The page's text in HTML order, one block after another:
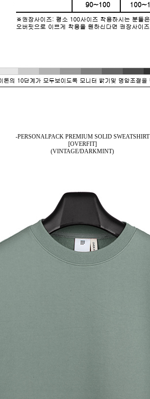
-PERSONALPACK PREMIUM SOLID SWEATSHIRT
[OVERFIT]
(VINTAGE/DARKMINT)